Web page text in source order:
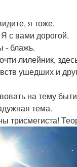
я тоже.
с вами дорогой.
- блажь.
лилейник,
ушедших и
на тему
тема.
трисмегиста!